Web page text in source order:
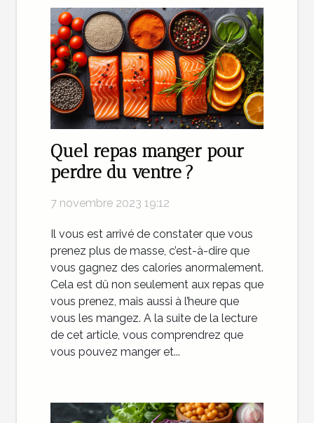
Quel repas manger pour
perdre du ventre ?
7 novembre 2023 19:12
Il vous est arrivé de constater que vous
prenez plus de masse, c’est-à-dire que
vous gagnez des calories anormalement.
Cela est dû non seulement aux repas que
vous prenez, mais aussi à l’heure que
vous les mangez. A la suite de la lecture
de cet article, vous comprendrez que
vous pouvez manger et...